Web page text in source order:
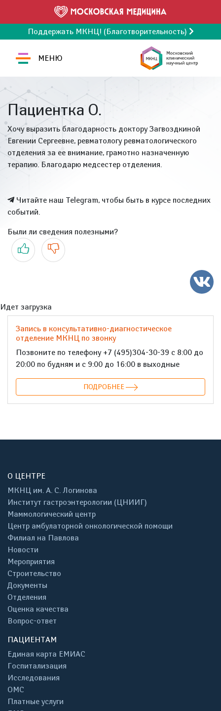
Поддержать МКНЦ! (Благотворительность)
МЕНЮ
Пациентка О.
Хочу выразить благодарность доктору Загвоздкиной
Евгении Сергеевне, ревматологу ревматологического
отделения за ее внимание, грамотно назначенную
терапию. Благодарю медсестер отделения.
Читайте наш Telegram, чтобы быть в курсе последних
событий.
Были ли сведения полезными?
Да Нет
Идет загрузка
Запись в консультативно-диагностическое
отделение МКНЦ по звонку
Позвоните по телефону +7 (495)304-30-39 с 8:00 до
20:00 по будням и с 9:00 до 16:00 в выходные
ПОДРОБНЕЕ
О ЦЕНТРЕ
МКНЦ им. А. С. Логинова
Институт гастроэнтерологии (ЦНИИГ)
Маммологический центр
Центр амбулаторной онкологической помощи
Филиал на Павлова
Новости
Мероприятия
Строительство
Документы
Отделения
Оценка качества
Вопрос-ответ
ПАЦИЕНТАМ
Единая карта ЕМИАС
Госпитализация
Исследования
ОМС
Платные услуги